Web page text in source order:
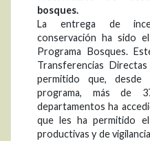
bosques.
La entrega de
conservación ha sido
Programa Bosques.
Transferencias
permitido que,
programa, más de
departamentos ha
que les ha permitido
productivas y de